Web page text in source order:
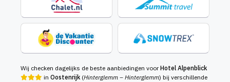
Wij checken dagelijks de beste aanbiedingen voorHotel Alpenblick
in Oostenrijk (Hinterglemm – Hinterglemm) bij verschillende